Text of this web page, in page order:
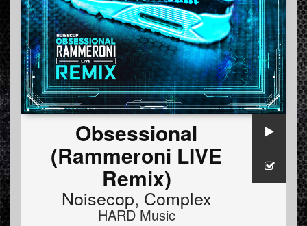
Obsessional
(Rammeroni LIVE
Remix)
Noisecop, Complex
HARD Music